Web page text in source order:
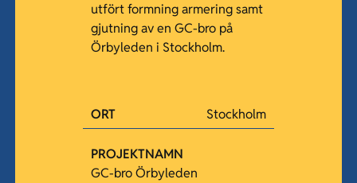
utfört formning armering samt
gjutning av en GC-bro på
Örbyleden i Stockholm.
ORT Stockholm
PROJEKTNAMN
GC-bro Örbyleden